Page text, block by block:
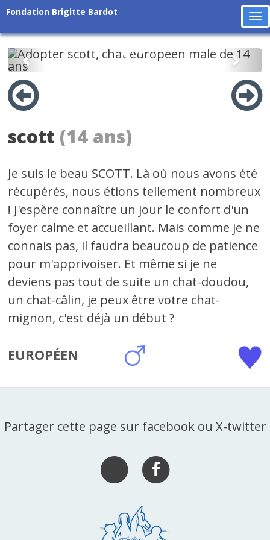
Fondation Brigitte Bardot
Précédent
scott (14 ans)
Je suis le beau SCOTT. Là où nous avons été
récupérés, nous étions tellement nombreux
! J'espère connaître un jour le confort d'un
foyer calme et accueillant. Mais comme je ne
connais pas, il faudra beaucoup de patience
pour m'apprivoiser. Et même si je ne
deviens pas tout de suite un chat-doudou,
un chat-câlin, je peux être votre chat-
mignon, c'est déjà un début ?
EUROPÉEN
Partager cette page sur facebook ou X-twitter